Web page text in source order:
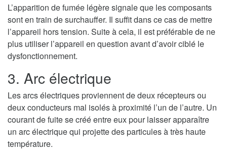
L’apparition de fumée légère signale que les composants
sont en train de surchauffer. Il suffit dans ce cas de mettre
l’appareil hors tension. Suite à cela, il est préférable de ne
plus utiliser l’appareil en question avant d’avoir ciblé le
dysfonctionnement.
3. Arc électrique
Les arcs électriques proviennent de deux récepteurs ou
deux conducteurs mal isolés à proximité l’un de l’autre. Un
courant de fuite se créé entre eux pour laisser apparaître
un arc électrique qui projette des particules à très haute
température.